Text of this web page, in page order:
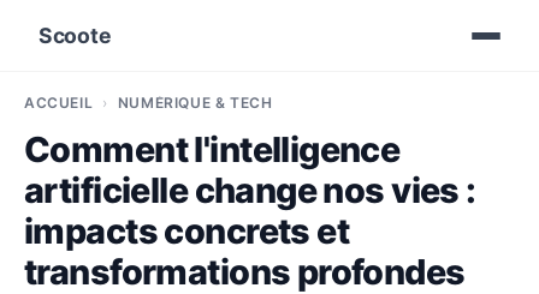
Scoote
ACCUEIL NUMÉRIQUE & TECH
Comment l'intelligence
artificielle change nos vies :
impacts concrets et
transformations profondes